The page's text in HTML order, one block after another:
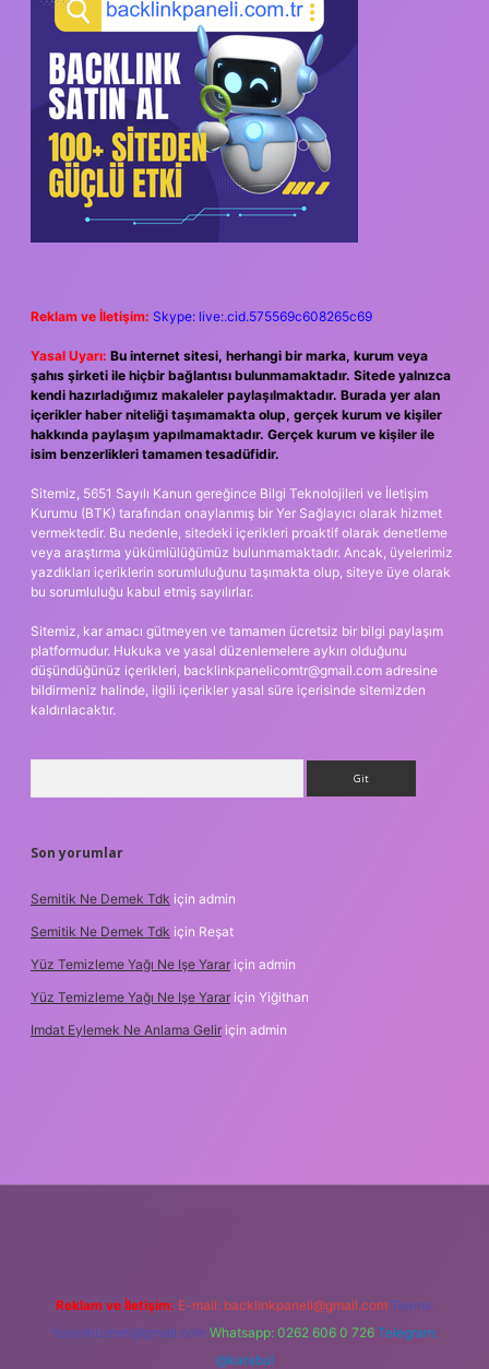
Reklam ve İletişim: Skype: live:.cid.575569c608265c69
Yasal Uyarı: Bu internet sitesi, herhangi bir marka, kurum veya
şahıs şirketi ile hiçbir bağlantısı bulunmamaktadır. Sitede yalnızca
kendi hazırladığımız makaleler paylaşılmaktadır. Burada yer alan
içerikler haber niteliği taşımamakta olup, gerçek kurum ve kişiler
hakkında paylaşım yapılmamaktadır. Gerçek kurum ve kişiler ile
isim benzerlikleri tamamen tesadüfidir.
Sitemiz, 5651 Sayılı Kanun gereğince Bilgi Teknolojileri ve İletişim
Kurumu (BTK) tarafından onaylanmış bir Yer Sağlayıcı olarak hizmet
vermektedir. Bu nedenle, sitedeki içerikleri proaktif olarak denetleme
veya araştırma yükümlülüğümüz bulunmamaktadır. Ancak, üyelerimiz
yazdıkları içeriklerin sorumluluğunu taşımakta olup, siteye üye olarak
bu sorumluluğu kabul etmiş sayılırlar.
Sitemiz, kar amacı gütmeyen ve tamamen ücretsiz bir bilgi paylaşım
platformudur. Hukuka ve yasal düzenlemelere aykırı olduğunu
düşündüğünüz içerikleri, backlinkpanelicomtr@gmail.com adresine
bildirmeniz halinde, ilgili içerikler yasal süre içerisinde sitemizden
kaldırılacaktır.
Son yorumlar
Semitik Ne Demek Tdk için admin
Semitik Ne Demek Tdk için Reşat
Yüz Temizleme Yağı Ne Işe Yarar için admin
Yüz Temizleme Yağı Ne Işe Yarar için Yiğithan
Imdat Eylemek Ne Anlama Gelir için admin
Reklam ve İletişim: E-mail: backlinkpaneli@gmail.com Teams:
forumhizmeti@gmail.com Whatsapp: 0262 606 0 726 Telegram:
@karabul